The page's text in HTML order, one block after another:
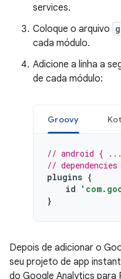
services.
Coloque o arquivo
cada módulo.
Adicione a linha a
de cada módulo:
Groovy
// android {
//
plugins {
id
}
Depois de adicionar o
seu projeto de app
do Google Analytics para